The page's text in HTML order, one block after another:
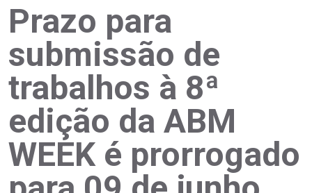
Prazo para
submissão de
trabalhos à 8ª
edição da ABM
WEEK é prorrogado